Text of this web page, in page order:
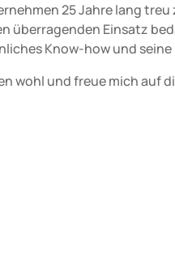
25 Jahre lang
überragenden Einsatz
Know-how und
wohl und freue mich auf